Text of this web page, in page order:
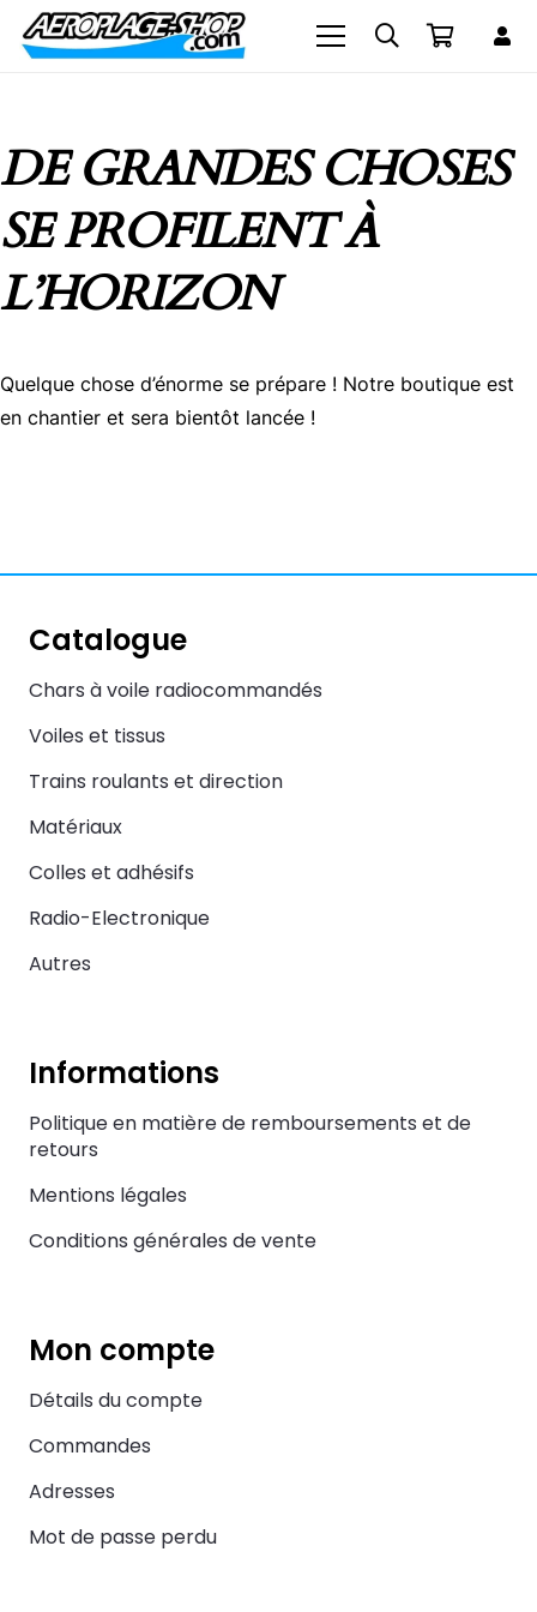
DE GRANDES CHOSES
SE PROFILENT À
L’HORIZON
Quelque chose d’énorme se prépare ! Notre boutique est
en chantier et sera bientôt lancée !
Catalogue
Chars à voile radiocommandés
Voiles et tissus
Trains roulants et direction
Matériaux
Colles et adhésifs
Radio-Electronique
Autres
Informations
Politique en matière de remboursements et de
retours
Mentions légales
Conditions générales de vente
Mon compte
Détails du compte
Commandes
Adresses
Mot de passe perdu